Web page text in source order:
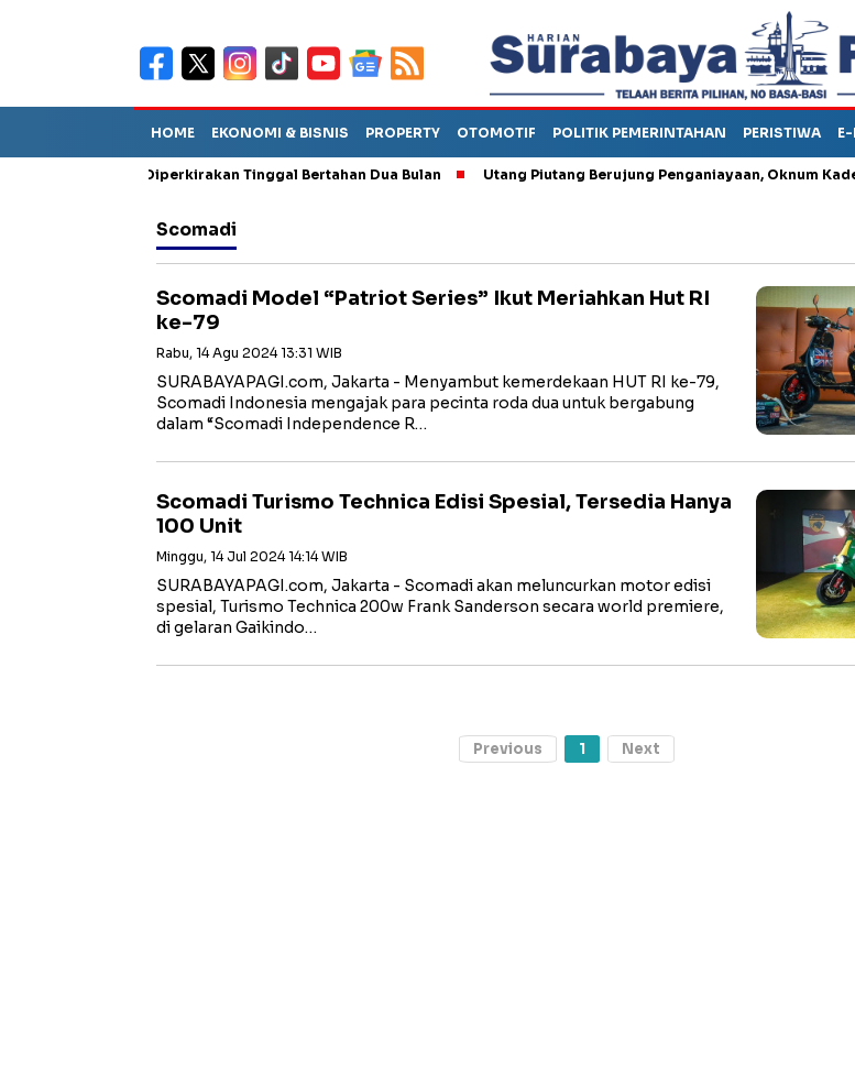
HOME EKONOMI & BISNIS PROPERTY OTOMOTIF POLITIK PEMERINTAHAN PERISTIWA E-
Sebut TPA Diperkirakan Tinggal Bertahan Dua Bulan Utang Piutang Berujung Penganiayaan, Oknum Kades di
Scomadi
Scomadi Model “Patriot Series” Ikut Meriahkan Hut RI
ke-79
Rabu, 14 Agu 2024 13:31 WIB
SURABAYAPAGI.com, Jakarta - Menyambut kemerdekaan HUT RI ke-79,
Scomadi Indonesia mengajak para pecinta roda dua untuk bergabung
dalam “Scomadi Independence R…
Scomadi Turismo Technica Edisi Spesial, Tersedia Hanya
100 Unit
Minggu, 14 Jul 2024 14:14 WIB
SURABAYAPAGI.com, Jakarta - Scomadi akan meluncurkan motor edisi
spesial, Turismo Technica 200w Frank Sanderson secara world premiere,
di gelaran Gaikindo…
Previous 1 Next